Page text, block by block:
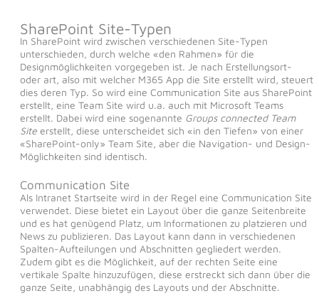
SharePoint Site-Typen
In SharePoint wird zwischen verschiedenen Site-Typen
unterschieden, durch welche «den Rahmen» für die
Designmöglichkeiten vorgegeben ist. Je nach Erstellungsort-
oder art, also mit welcher M365 App die Site erstellt wird, steuert
dies deren Typ. So wird eine Communication Site aus SharePoint
erstellt, eine Team Site wird u.a. auch mit Microsoft Teams
erstellt. Dabei wird eine sogenannte Groups connected Team
Siteerstellt, diese unterscheidet sich «in den Tiefen» von einer
«SharePoint-only» Team Site, aber die Navigation- und Design-
Möglichkeiten sind identisch.
Communication Site
Als Intranet Startseite wird in der Regel eine Communication Site
verwendet. Diese bietet ein Layout über die ganze Seitenbreite
und es hat genügend Platz, um Informationen zu platzieren und
News zu publizieren. Das Layout kann dann in verschiedenen
Spalten-Aufteilungen und Abschnitten gegliedert werden.
Zudem gibt es die Möglichkeit, auf der rechten Seite eine
vertikale Spalte hinzuzufügen, diese erstreckt sich dann über die
ganze Seite, unabhängig des Layouts und der Abschnitte.